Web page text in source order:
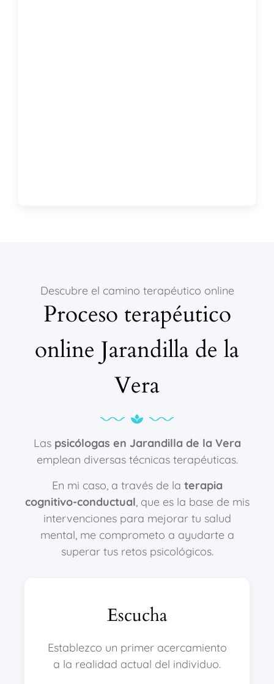
Descubre el camino terapéutico online
Proceso terapéutico
online Jarandilla de la
Vera
Las psicólogas en Jarandilla de la Vera
emplean diversas técnicas terapéuticas.
En mi caso, a través de la terapia
cognitivo-conductual, que es la base de mis
intervenciones para mejorar tu salud
mental, me comprometo a ayudarte a
superar tus retos psicológicos.
Escucha
Establezco un primer acercamiento
a la realidad actual del individuo.